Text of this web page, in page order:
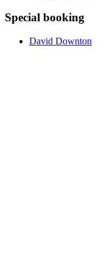
Special booking
David Downton